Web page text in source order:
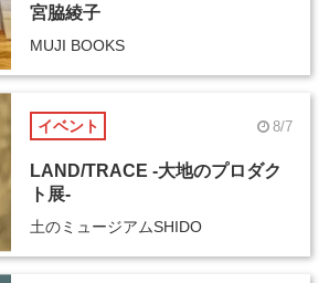
宮脇綾子
MUJI BOOKS
イベント 8/7
LAND/TRACE -大地のプロダク
ト展-
土のミュージアムSHIDO